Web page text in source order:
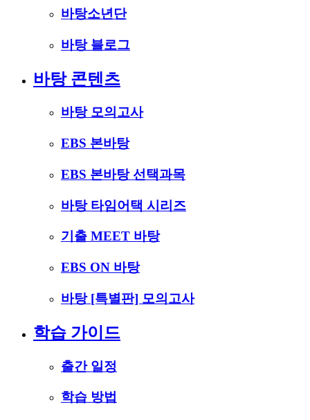
바탕소년단
바탕 블로그
바탕 콘텐츠
바탕 모의고사
EBS 본바탕
EBS 본바탕 선택과목
바탕 타임어택 시리즈
기출 MEET 바탕
EBS ON 바탕
바탕 [특별판] 모의고사
학습 가이드
출간 일정
학습 방법